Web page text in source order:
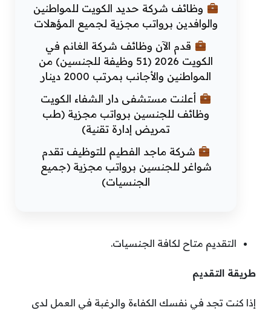
وظائف شركة حديد الكويت للمواطنين
والوافدين برواتب مجزية لجميع المؤهلات
قدم الآن وظائف شركة الغانم في
الكويت 2026 (51 وظيفة للجنسين) من
المواطنين والأجانب بمرتب 2000 دينار
أعلنت مستشفى دار الشفاء الكويت
وظائف للجنسين برواتب مجزية (طب
تمريض إدارة تقنية)
شركة ماجد الفطيم للتوظيف تقدم
شواغر للجنسين برواتب مجزية (جميع
الجنسيات)
التقديم متاح لكافة الجنسيات.
طريقة التقديم
إذا كنت تجد في نفسك الكفاءة والرغبة في العمل لدى